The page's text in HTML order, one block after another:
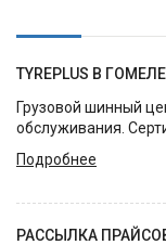
TYREPLUS В ГОМЕЛЕ
Грузовой шинный
обслуживания.
Подробнее
РАССЫЛКА